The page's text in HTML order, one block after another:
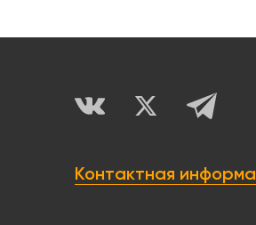
Контактная